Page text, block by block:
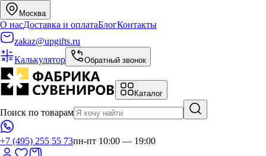
Москва
О насДоставка и оплатаБлогКонтакты
zakaz@upgifts.ru
Калькулятор
Обратный звонок
Каталог
Поиск по товарам
+7 (495) 255 55 73пн-пт 10:00 — 19:00